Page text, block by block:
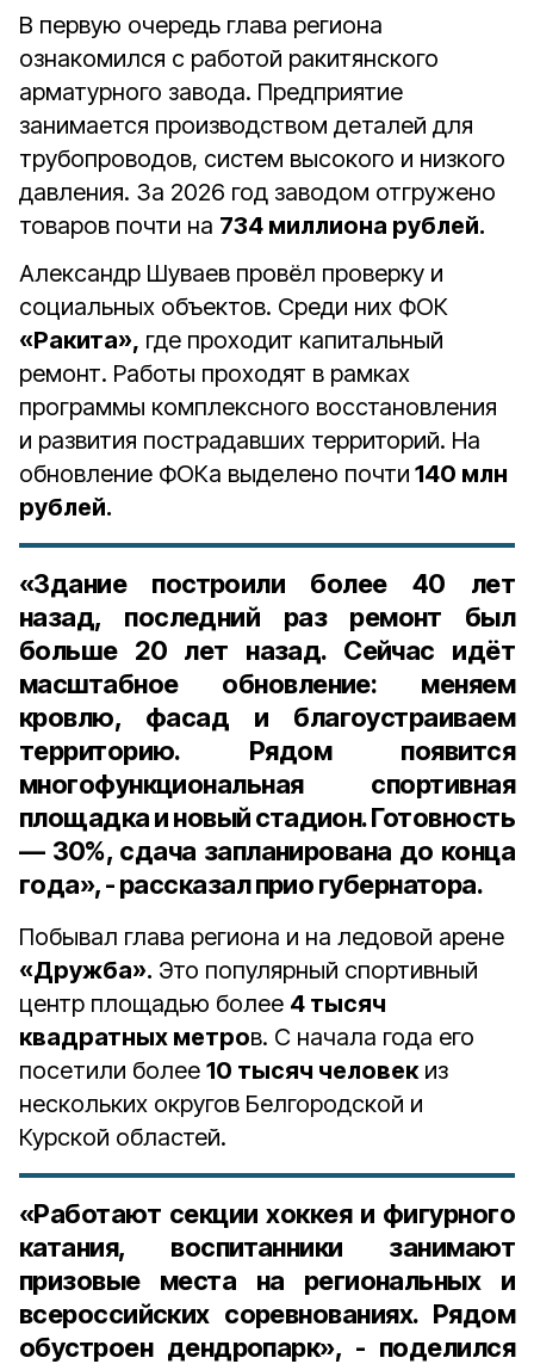
В первую очередь глава региона
ознакомился с работой ракитянского
арматурного завода. Предприятие
занимается производством деталей для
трубопроводов, систем высокого и низкого
давления. За 2026 год заводом отгружено
товаров почти на 734 миллиона рублей.
Александр Шуваев провёл проверку и
социальных объектов. Среди них ФОК
«Ракита», где проходит капитальный
ремонт. Работы проходят в рамках
программы комплексного восстановления
и развития пострадавших территорий. На
обновление ФОКа выделено почти 140 млн
рублей.
«Здание построили более 40 лет
назад, последний раз ремонт был
больше 20 лет назад. Сейчас идёт
масштабное обновление: меняем
кровлю, фасад и благоустраиваем
территорию. Рядом появится
многофункциональная спортивная
площадка и новый стадион. Готовность
— 30%, сдача запланирована до конца
года», - рассказал прио губернатора.
Побывал глава региона и на ледовой арене
«Дружба». Это популярный спортивный
центр площадью более 4 тысяч
квадратных метров. С начала года его
посетили более 10 тысяч человекиз
нескольких округов Белгородской и
Курской областей.
«Работают секции хоккея и фигурного
катания, воспитанники занимают
призовые места на региональных и
всероссийских соревнованиях. Рядом
обустроен дендропарк», - поделился